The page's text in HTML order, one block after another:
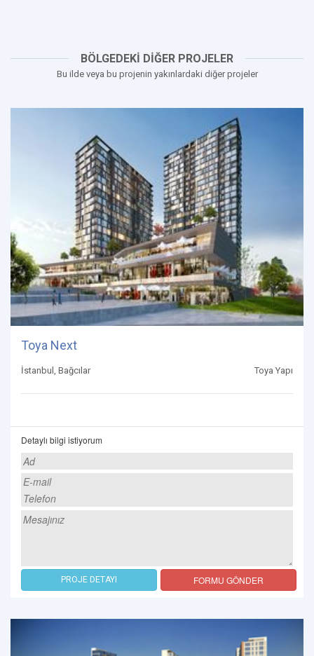
BÖLGEDEKİ DİĞER PROJELER
Bu ilde veya bu projenin yakınlardaki diğer projeler
Toya Next
İstanbul, Bağcılar Toya Yapı
Detaylı bilgi istiyorum
PROJE DETAYI FORMU GÖNDER